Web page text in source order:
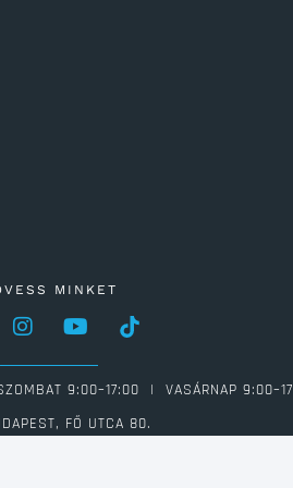
MINKET
9:00–17:00 | VASÁRNAP
FŐ UTCA 80.